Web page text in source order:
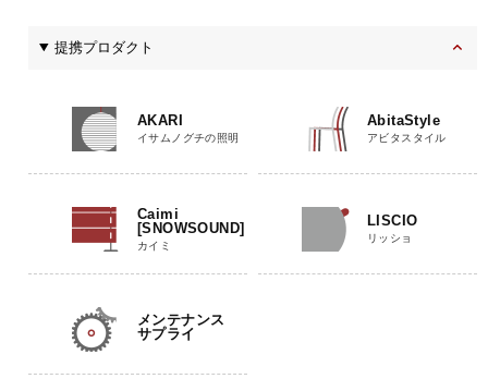
提携プロダクト
AKARI
イサムノグチの照明
AbitaStyle
アビタスタイル
Caimi
[SNOWSOUND]
カイミ
LISCIO
リッショ
メンテナンス
サプライ